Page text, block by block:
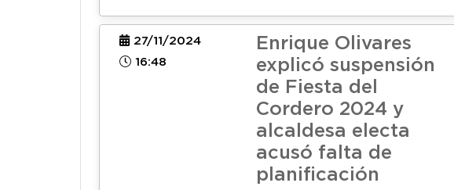
27/11/2024
16:48
Enrique Olivares
explicó suspensión
de Fiesta del
Cordero 2024 y
alcaldesa electa
acusó falta de
planificación